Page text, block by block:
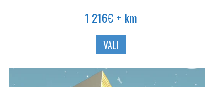
1 216€+ km
VALI